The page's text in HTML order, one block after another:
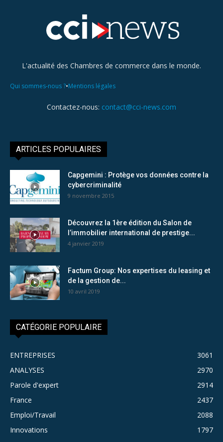
L'actualité des Chambres de commerce dans le monde.
Qui sommes-nous ?•Mentions légales
Contactez-nous: contact@cci-news.com
ARTICLES POPULAIRES
Capgemini : Protège vos données contre la
cybercriminalité
9 novembre 2015
Découvrez la 1ère édition du Salon de
l’immobilier international de prestige...
4 janvier 2019
Factum Group: Nos expertises du leasing et
de la gestion de...
10 avril 2019
CATÉGORIE POPULAIRE
ENTREPRISES
3061
ANALYSES
2970
Parole d'expert
2914
France
2437
Emploi/Travail
2088
Innovations
1797